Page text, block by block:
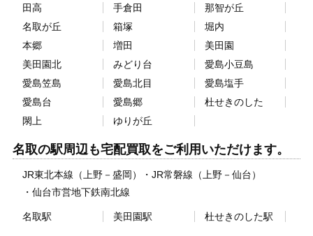
田高
手倉田
那智が丘
名取が丘
箱塚
堀内
本郷
増田
美田園
美田園北
みどり台
愛島小豆島
愛島笠島
愛島北目
愛島塩手
愛島台
愛島郷
杜せきのした
閖上
ゆりが丘
名取の駅周辺も宅配買取をご利用いただけます。
JR東北本線（上野－盛岡）
JR常磐線（上野－仙台）
仙台市営地下鉄南北線
名取駅 美田園駅 杜せきのした駅